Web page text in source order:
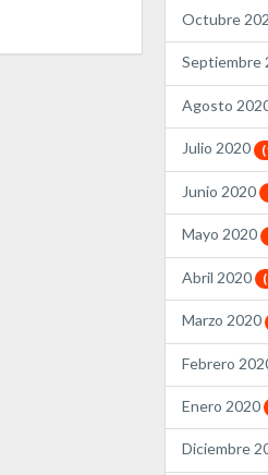
Octubre
Septiembre
Agosto
Julio 2020
Junio 2020
Mayo 2020
Abril 2020
Marzo 2020
Febrero
Enero 2020
Diciembre